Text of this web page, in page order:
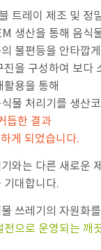
트레이 제조 및 정
생산을 통해 음식
불편등을 안타깝
을 구성하여 보다
용을 통해
물 처리기를 생산
듭한 결과
게 되었습니다.
와는 다른 새로운
기대합니다.
쓰레기의 자원화
전으로 운영되는